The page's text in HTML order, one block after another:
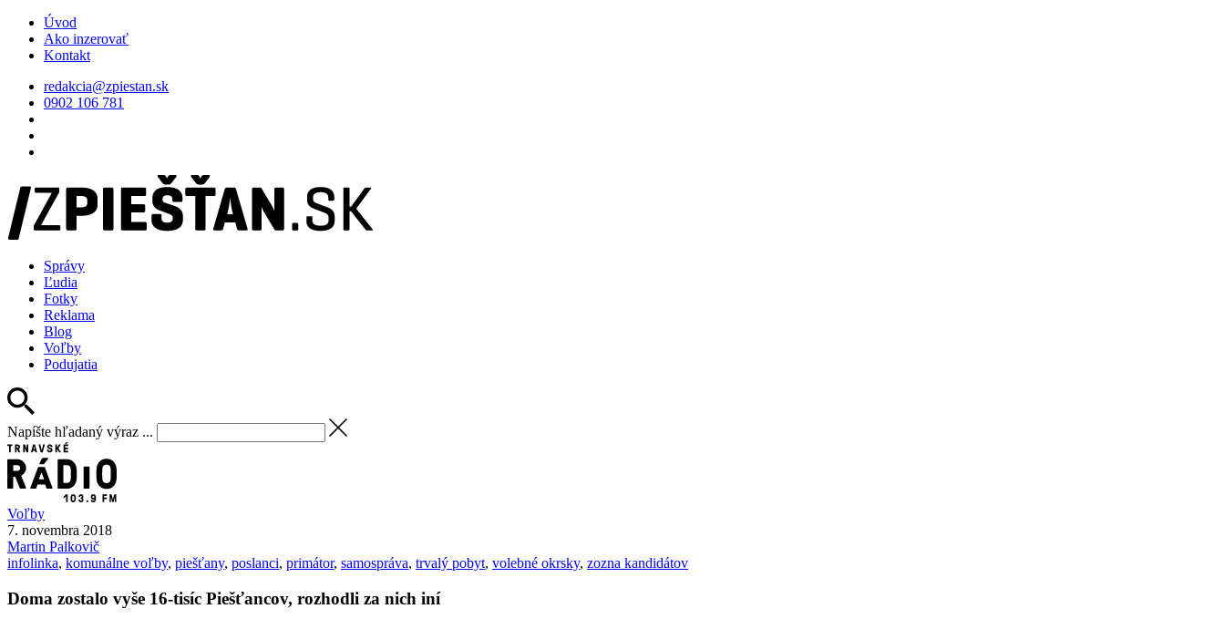
Úvod
Ako inzerovať
Kontakt
redakcia@zpiestan.sk
0902 106 781
Správy
Ľudia
Fotky
Reklama
Blog
Voľby
Podujatia
Napíšte hľadaný výraz ...
Voľby
7. novembra 2018
Martin Palkovič
infolinka, komunálne voľby, piešťany, poslanci, primátor, samospráva, trvalý pobyt, volebné okrsky, zozna kandidátov
Doma zostalo vyše 16-tisíc Piešťancov, rozhodli za nich iní